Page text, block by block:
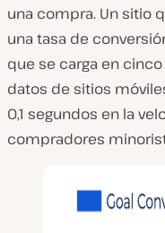
una compra. Un sitio
una tasa de
que se carga en
datos de sitios
0,1 segundos en la
compradores